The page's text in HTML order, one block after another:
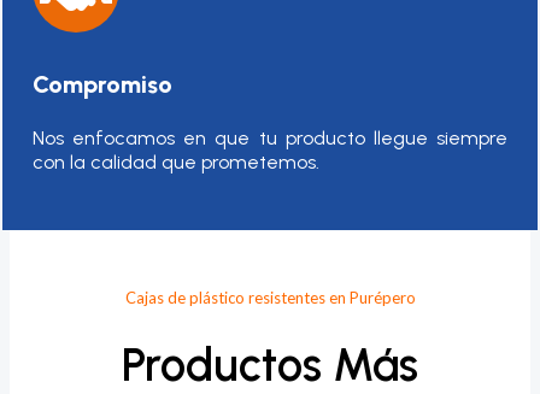
Compromiso
Nos enfocamos en que tu producto llegue siempre
con la calidad que prometemos.
Cajas de plástico resistentes en Purépero
Productos Más